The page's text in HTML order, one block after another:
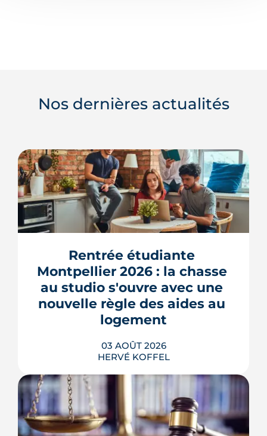
Nos dernières actualités
Rentrée étudiante
Montpellier 2026 : la chasse
au studio s'ouvre avec une
nouvelle règle des aides au
logement
03 AOÛT 2026
HERVÉ KOFFEL
Se loger à Montpellier pour la rentrée